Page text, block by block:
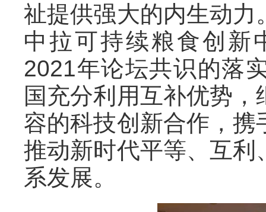
祉提供强大的内生动
中拉可持续粮食创新
2021年论坛共识的落
国充分利用互补优势
容的科技创新合作，
推动新时代平等、互
系发展。